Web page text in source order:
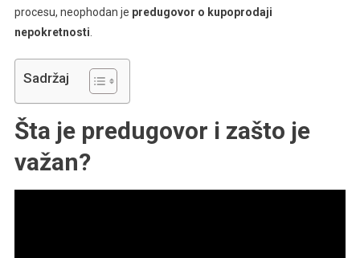
procesu, neophodan je predugovor o kupoprodaji
nepokretnosti.
Sadržaj
Šta je predugovor i zašto je
važan?